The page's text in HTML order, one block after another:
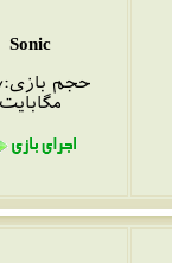
Sonic
حجم بازی:1.47
مگابایت